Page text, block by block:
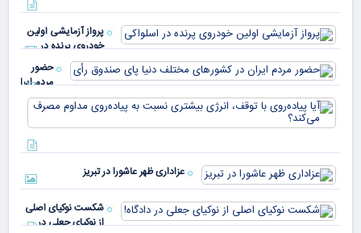
پرواز آزمایشی اولین
خودروی پرنده در
اسلواکی
حضور
مردم ایران
در
کشورهای
مختلف
دنیا پای
صندوق
عزاداری ظهر عاشورا در تبریز
شکست نوکیای اصلی
از نوکیای جعلی در